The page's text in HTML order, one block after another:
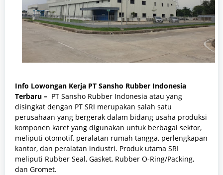
Info Lowongan Kerja PT Sansho Rubber Indonesia
Terbaru – PT Sansho Rubber Indonesia atau yang
disingkat dengan PT SRI merupakan salah satu
perusahaan yang bergerak dalam bidang usaha produksi
komponen karet yang digunakan untuk berbagai sektor,
meliputi otomotif, peralatan rumah tangga, perlengkapan
kantor, dan peralatan industri. Produk utama SRI
meliputi Rubber Seal, Gasket, Rubber O-Ring/Packing,
dan Gromet.